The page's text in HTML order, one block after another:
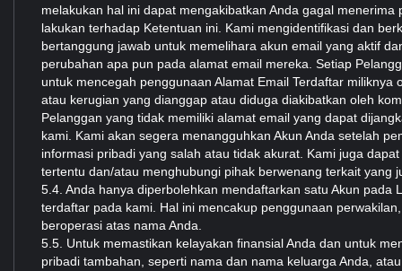
melakukan hal ini dapat mengakibatkan Anda gagal
lakukan terhadap Ketentuan ini. Kami mengidentifikasi dan
bertanggung jawab untuk memelihara akun email yang aktif
perubahan apa pun pada alamat email mereka. Setiap
untuk mencegah penggunaan Alamat Email Terdaftar
atau kerugian yang dianggap atau diduga diakibatkan oleh
Pelanggan yang tidak memiliki alamat email yang dapat
kami. Kami akan segera menangguhkan Akun Anda setelah
informasi pribadi yang salah atau tidak akurat. Kami juga
tertentu dan/atau menghubungi pihak berwenang terkait yang
5.4. Anda hanya diperbolehkan mendaftarkan satu Akun
terdaftar pada kami. Hal ini mencakup penggunaan
beroperasi atas nama Anda.
5.5. Untuk memastikan kelayakan finansial Anda dan untuk
pribadi tambahan, seperti nama dan nama keluarga Anda,